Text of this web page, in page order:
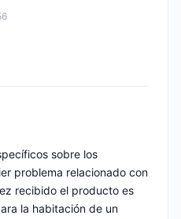
sobre los
problema relacionado con
recibido el producto es
la habitación de un